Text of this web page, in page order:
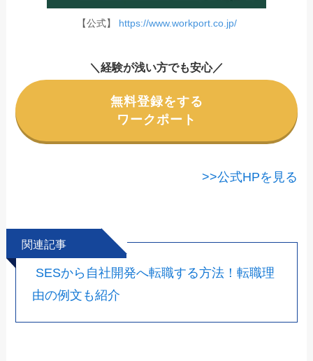
【公式】 https://www.workport.co.jp/
＼経験が浅い方でも安心／
無料登録をする
ワークポート
>>公式HPを見る
関連記事
SESから自社開発へ転職する方法！転職理
由の例文も紹介